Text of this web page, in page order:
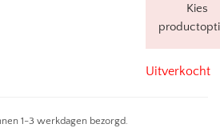
Kies
Uitverkocht
1-3 werkdagen bezorgd.